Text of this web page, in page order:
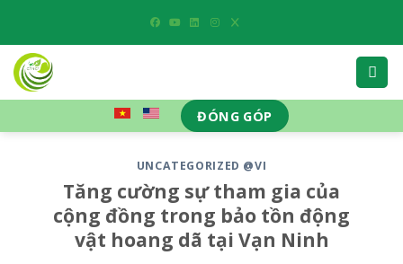
content
ĐÓNG GÓP
UNCATEGORIZED @VI
Tăng cường sự tham gia của
cộng đồng trong bảo tồn động
vật hoang dã tại Vạn Ninh